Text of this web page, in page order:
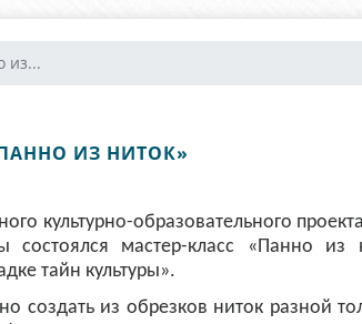
из...
ИЗ НИТОК»
культурно-образовательного
состоялся мастер-класс «Панно
тайн культуры».
создать из обрезков ниток разной